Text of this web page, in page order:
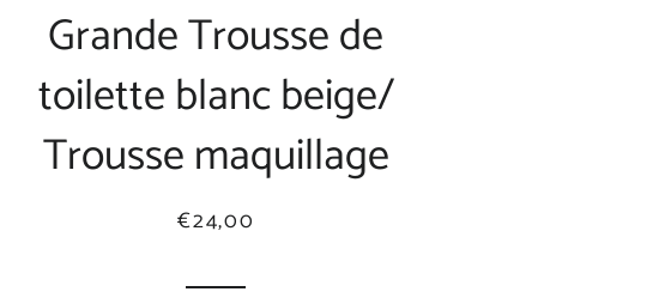
Grande Trousse de
toilette blanc beige/
Trousse maquillage
Prix
Prix
€24,00